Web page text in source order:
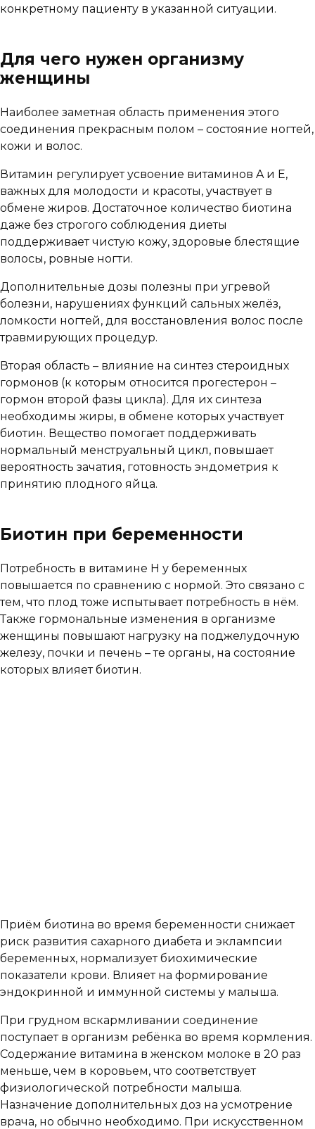
конкретному пациенту в указанной ситуации.
Для чего нужен организму
женщины
Наиболее заметная область применения этого
соединения прекрасным полом – состояние ногтей,
кожи и волос.
Витамин регулирует усвоение витаминов A и E,
важных для молодости и красоты, участвует в
обмене жиров. Достаточное количество биотина
даже без строгого соблюдения диеты
поддерживает чистую кожу, здоровые блестящие
волосы, ровные ногти.
Дополнительные дозы полезны при угревой
болезни, нарушениях функций сальных желёз,
ломкости ногтей, для восстановления волос после
травмирующих процедур.
Вторая область – влияние на синтез стероидных
гормонов (к которым относится прогестерон –
гормон второй фазы цикла). Для их синтеза
необходимы жиры, в обмене которых участвует
биотин. Вещество помогает поддерживать
нормальный менструальный цикл, повышает
вероятность зачатия, готовность эндометрия к
принятию плодного яйца.
Биотин при беременности
Потребность в витамине H у беременных
повышается по сравнению с нормой. Это связано с
тем, что плод тоже испытывает потребность в нём.
Также гормональные изменения в организме
женщины повышают нагрузку на поджелудочную
железу, почки и печень – те органы, на состояние
которых влияет биотин.
Приём биотина во время беременности снижает
риск развития сахарного диабета и эклампсии
беременных, нормализует биохимические
показатели крови. Влияет на формирование
эндокринной и иммунной системы у малыша.
При грудном вскармливании соединение
поступает в организм ребёнка во время кормления.
Содержание витамина в женском молоке в 20 раз
меньше, чем в коровьем, что соответствует
физиологической потребности малыша.
Назначение дополнительных доз на усмотрение
врача, но обычно необходимо. При искусственном